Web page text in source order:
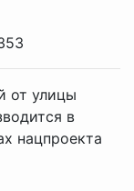
от улицы
в
нацпроекта